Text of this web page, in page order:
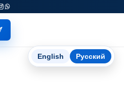
English Русский